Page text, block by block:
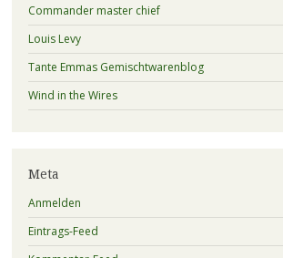
Commander master chief
Louis Levy
Tante Emmas Gemischtwarenblog
Wind in the Wires
Meta
Anmelden
Eintrags-Feed